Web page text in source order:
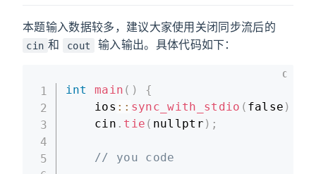
本题输入数据较多，建议大家使用关闭同步流后的
cin 和 cout 输入输出。具体代码如下：
int main ( )
{
    ios
:: sync_with_stdio ( false )
    cin
. tie ( nullptr ) ;
// you code
C